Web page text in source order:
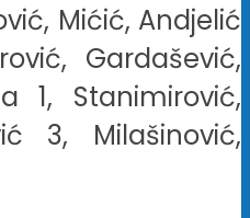
Mićić, Andjelić
Gardašević,
1, Stanimirović,
3, Milašinović,